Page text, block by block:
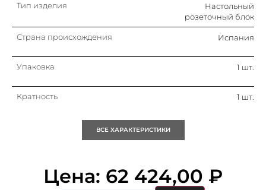
Тип изделия
Настольный
розеточный блок
Страна происхождения Испания
Упаковка 1 шт.
Кратность 1 шт.
ВСЕ ХАРАКТЕРИСТИКИ
Цена: 62 424,00 ₽